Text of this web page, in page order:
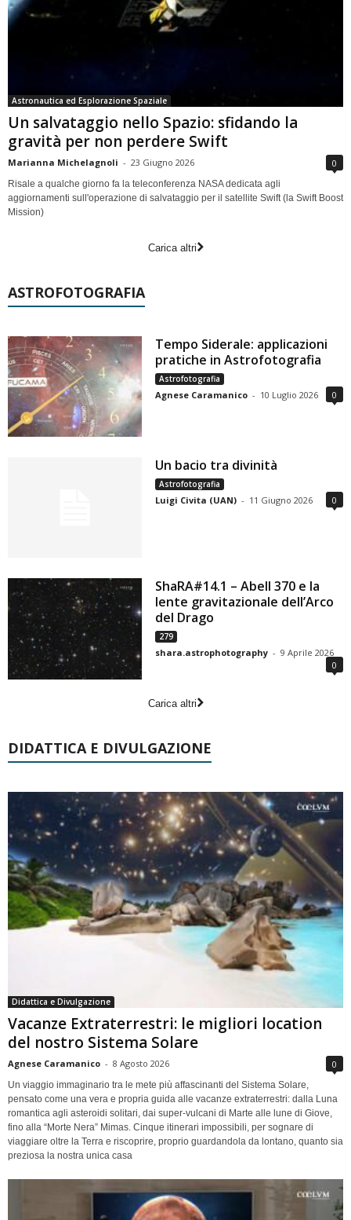
Astronautica ed Esplorazione Spaziale
Un salvataggio nello Spazio: sfidando la
gravità per non perdere Swift
Marianna Michelagnoli - 23 Giugno 2026 0
Risale a qualche giorno fa la teleconferenza NASA dedicata agli
aggiornamenti sull'operazione di salvataggio per il satellite Swift (la Swift Boost
Mission)
Carica altri
ASTROFOTOGRAFIA
Tempo Siderale: applicazioni
pratiche in Astrofotografia
Astrofotografia
Agnese Caramanico - 10 Luglio 2026 0
Un bacio tra divinità
Astrofotografia
Luigi Civita (UAN) - 11 Giugno 2026 0
ShaRA#14.1 – Abell 370 e la
lente gravitazionale dell’Arco
del Drago
279
shara.astrophotography - 9 Aprile 2026
0
Carica altri
DIDATTICA E DIVULGAZIONE
Didattica e Divulgazione
Vacanze Extraterrestri: le migliori location
del nostro Sistema Solare
Agnese Caramanico - 8 Agosto 2026 0
Un viaggio immaginario tra le mete più affascinanti del Sistema Solare,
pensato come una vera e propria guida alle vacanze extraterrestri: dalla Luna
romantica agli asteroidi solitari, dai super-vulcani di Marte alle lune di Giove,
fino alla “Morte Nera” Mimas. Cinque itinerari impossibili, per sognare di
viaggiare oltre la Terra e riscoprire, proprio guardandola da lontano, quanto sia
preziosa la nostra unica casa